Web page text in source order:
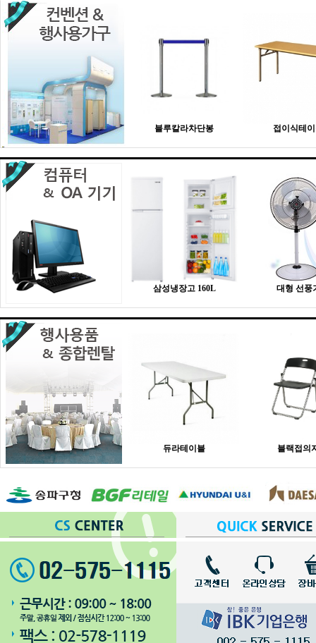
블루칼라차단봉 접이식테
삼성냉장고 160L 대형 선풍
듀라테이블 블랙접의